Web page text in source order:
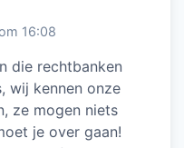
16:08
die rechtbanken
wij kennen onze
ze mogen niets
je over gaan!